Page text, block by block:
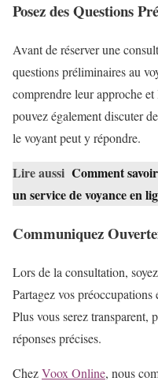
Posez des Questions
Avant de réserver une
questions préliminaires au
comprendre leur approche
pouvez également discuter
le voyant peut y répondre.
Lire aussi Comment
un service de voyance en
Communiquez
Lors de la consultation,
Partagez vos
Plus vous serez transparent,
réponses précises.
ChezVoox Online, nous